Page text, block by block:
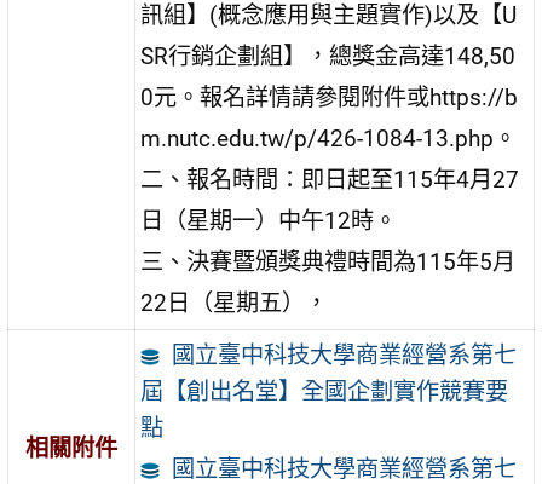
訊組】(概念應用與主題實作)以及【U
SR行銷企劃組】，總獎金高達148,50
0元。報名詳情請參閱附件或https://b
m.nutc.edu.tw/p/426-1084-13.php。
二、報名時間：即日起至115年4月27
日（星期一）中午12時。
三、決賽暨頒獎典禮時間為115年5月
22日（星期五），
相關附件
國立臺中科技大學商業經營系第七
屆【創出名堂】全國企劃實作競賽要
點
國立臺中科技大學商業經營系第七